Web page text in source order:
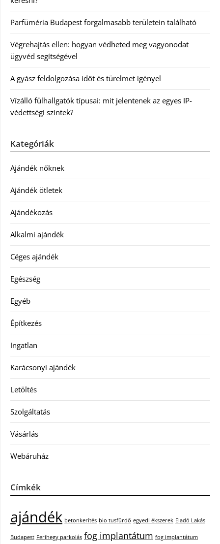
Parfüméria Budapest forgalmasabb területein található
Végrehajtás ellen: hogyan védheted meg vagyonodat
ügyvéd segítségével
A gyász feldolgozása időt és türelmet igényel
Vízálló fülhallgatók típusai: mit jelentenek az egyes IP-
védettségi szintek?
Kategóriák
Ajándék nőknek
Ajándék ötletek
Ajándékozás
Alkalmi ajándék
Céges ajándék
Egészség
Egyéb
Építkezés
Ingatlan
Karácsonyi ajándék
Letöltés
Szolgáltatás
Vásárlás
Webáruház
Címkék
ajándék betonkerítés bio tusfürdő egyedi ékszerek Eladó Lakás
Budapest Ferihegy parkolás fog implantátum fog implantátum